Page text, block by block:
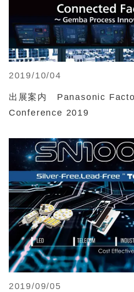
2019/10/04
出展案内 Panasonic
Conference 2019
2019/09/05